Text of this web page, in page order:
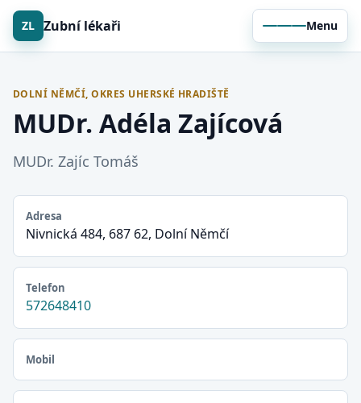
ZL Zubní lékaři Menu
DOLNÍ NĚMČÍ, OKRES UHERSKÉ HRADIŠTĚ
MUDr. Adéla Zajícová
MUDr. Zajíc Tomáš
Adresa
Nivnická 484, 687 62, Dolní Němčí
Telefon
572648410
Mobil